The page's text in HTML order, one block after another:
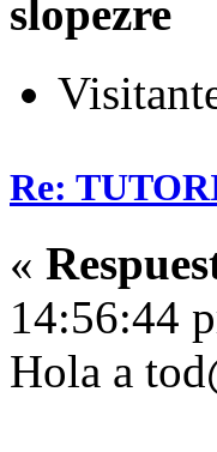
slopezre
Re:
«
14:56:44
Hola a